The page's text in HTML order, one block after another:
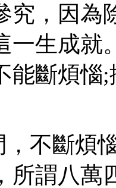
究，因為
一生成就
能斷煩惱
斷煩惱
所謂八萬